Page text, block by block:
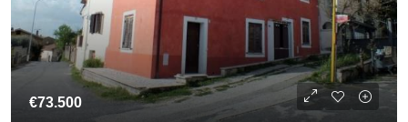
€73.500